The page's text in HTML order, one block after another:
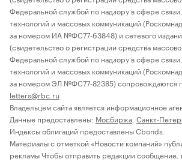
Федеральной службой по надзору в сфере
технологий и массовых коммуникаций
за номером ИА №ФС77-63848) и сетевого
(свидетельство о регистрации средства
Федеральной службой по надзору в сфере
технологий и массовых коммуникаций
за номером ЭЛ №ФС77-82385) сопровождаются
letters@rbc.ru
Владельцем сайта является информационное
Данные предоставлены: Мосбиржа Санкт-
Индексы облигаций предоставлены Cbonds.
Материалы с отметкой «Новости компаний»
рекламы Чтобы отправить редакции сообщение,